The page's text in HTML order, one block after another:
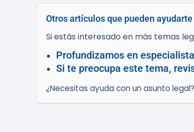
Otros artículos que pueden ayudarte
Si estás interesado en más temas
Profundizamos en
Si te preocupa este tema,
¿Necesitas ayuda con un asunto